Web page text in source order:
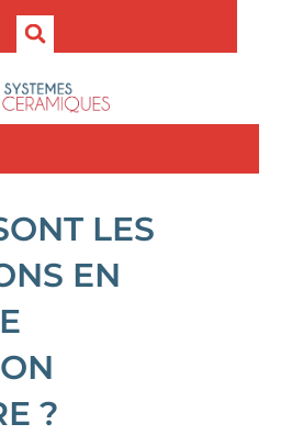
LES
EN
?